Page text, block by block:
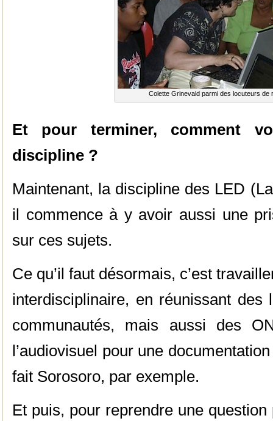
Colette Grinevald parmi des locuteurs de
Et pour terminer, comment
discipline ?
Maintenant, la discipline des LED
il commence à y avoir aussi une
sur ces sujets.
Ce qu’il faut désormais, c’est
interdisciplinaire, en réunissant des
communautés, mais aussi des
l’audiovisuel pour une
fait Sorosoro, par exemple.
Et puis, pour reprendre une